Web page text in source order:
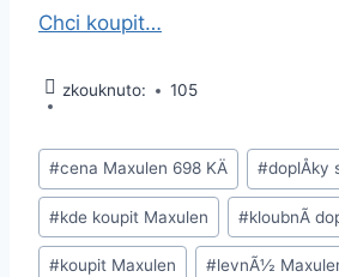
Chci koupit…
zkouknuto: 105
Å tÃ­
tky
pÅÃ­
spÄvkÅ¯:
#cena Maxulen 698 KÄ #doplÅky
#kde koupit Maxulen #kloubnÃ­
#koupit Maxulen #levnÃ½